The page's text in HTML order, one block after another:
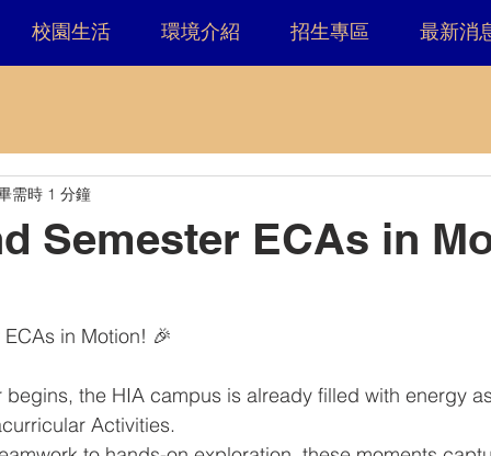
校園生活 環境介紹 招生專區 最新消
Semester ECAs in
需時 1 分鐘
in Motion! 🎉
begins, the HIA campus is already filled with energy
Activities.